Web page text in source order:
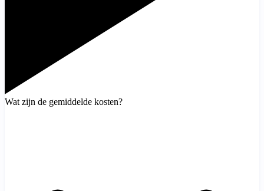
Wat zijn de gemiddelde kosten?